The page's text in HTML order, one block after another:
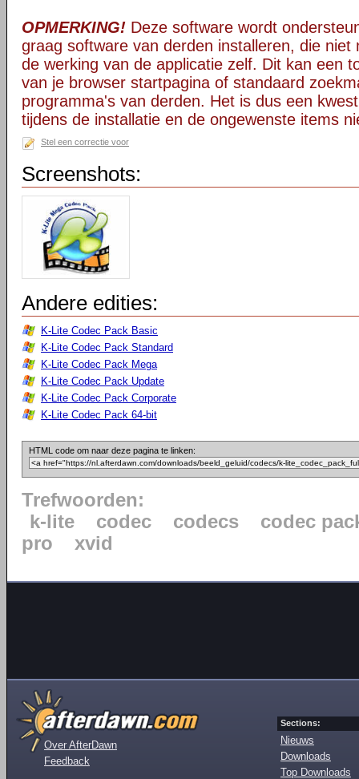
OPMERKING! Deze software wordt
graag software van derden installeren, die niet
de werking van de applicatie zelf. Dit kan een
van je browser startpagina of standaard
programma's van derden. Het is dus een
tijdens de installatie en de ongewenste items
Stel een correctie voor
Screenshots:
Andere edities:
K-Lite Codec Pack Basic
K-Lite Codec Pack Standard
K-Lite Codec Pack Mega
K-Lite Codec Pack Update
K-Lite Codec Pack Corporate
K-Lite Codec Pack 64-bit
HTML code om naar deze pagina te linken:
Trefwoorden:
k-lite
codec codecs
codec
pro
xvid
Over AfterDawn
Feedback
Sections:
Nieuws
Downloads
Top Downloads